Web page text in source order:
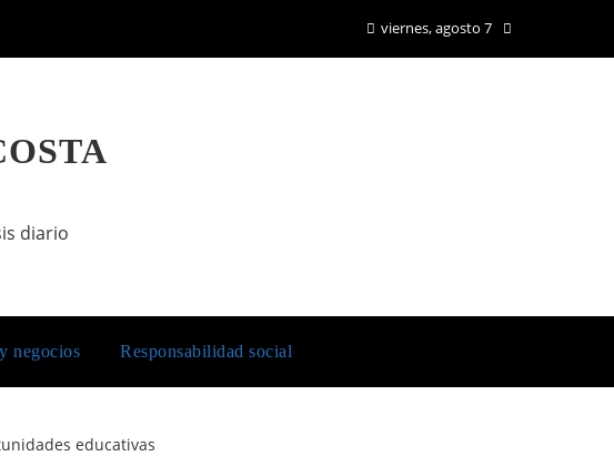
viernes, agosto 7
diario
negocios Responsabilidad social
educativas